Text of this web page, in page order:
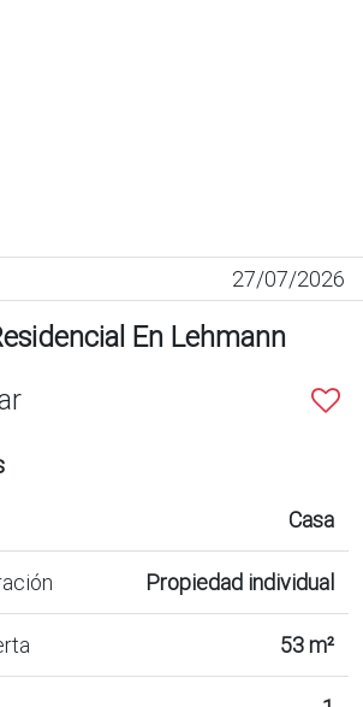
27/07/2026
En Lehmann
Casa
Propiedad individual
53 m²